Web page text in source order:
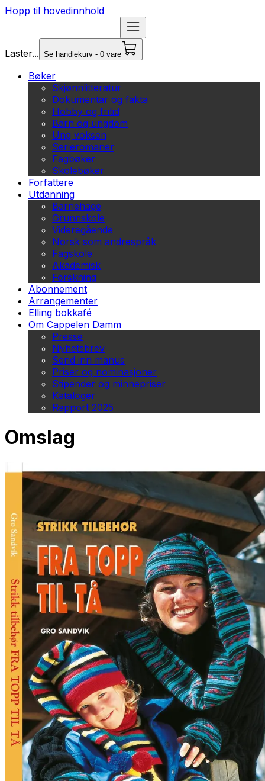
Hopp til hovedinnhold
Laster... Se handlekurv - 0 vare
Bøker
Skjønnlitteratur
Dokumentar og fakta
Hobby og fritid
Barn og ungdom
Ung voksen
Serieromaner
Fagbøker
Skolebøker
Forfattere
Utdanning
Barnehage
Grunnskole
Videregående
Norsk som andrespråk
Fagskole
Akademisk
Forskning
Abonnement
Arrangementer
Elling bokkafé
Om Cappelen Damm
Presse
Nyhetsbrev
Send inn manus
Priser og nominasjoner
Stipender og minnepriser
Kataloger
Rapport 2025
Omslag